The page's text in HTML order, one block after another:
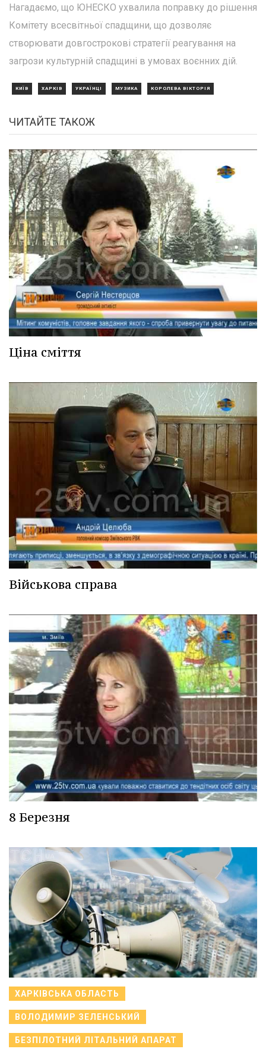
Нагадаємо, що ЮНЕСКО ухвалила поправку до рішення
Комітету всесвітньої спадщини, що дозволяє
створювати довгострокові стратегії реагування на
загрози культурній спадщині в умовах воєнних дій.
КИЇВ ХАРКІВ УКРАЇНЦІ МУЗИКА КОРОЛЕВА ВІКТОРІЯ
ЧИТАЙТЕ ТАКОЖ
Ціна сміття
Військова справа
8 Березня
ХАРКІВСЬКА ОБЛАСТЬ
ВОЛОДИМИР ЗЕЛЕНСЬКИЙ
БЕЗПІЛОТНИЙ ЛІТАЛЬНИЙ АПАРАТ